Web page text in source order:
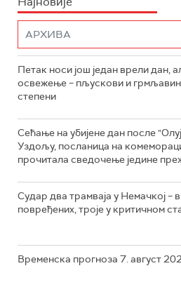
Петак носи још један врели дан,
освежење – пљускови и
степени
Сећање на убијене дан после
Уздољу, посланица на
прочитала сведочење једине
Судар два трамваја у Немачкој –
повређених, троје у критичном
Временска прогноза 7. август